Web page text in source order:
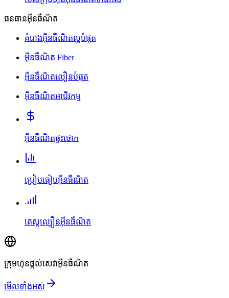
ធនធានអ៊ីនធឺណិត
គំរោងអ៊ីនធឺណិតល្អបំផុត
អ៊ីនធឺណិត Fiber
អ៊ីនធឺណិតលឿនបំផុត
អ៊ីនធឺណិតអាជីវកម្ម
អ៊ីនធឺណិតផ្ទះថោក
ប្រៀបធៀបអ៊ីនធឺណិត
តេស្តល្បឿនអ៊ីនធឺណិត
ក្រុមហ៊ុនផ្តល់សេវាអ៊ីនធឺណិត
មើលទាំងអស់